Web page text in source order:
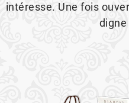
intéresse. Une fois